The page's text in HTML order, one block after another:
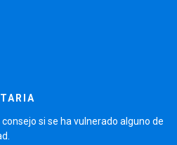
si se ha vulnerado alguno de